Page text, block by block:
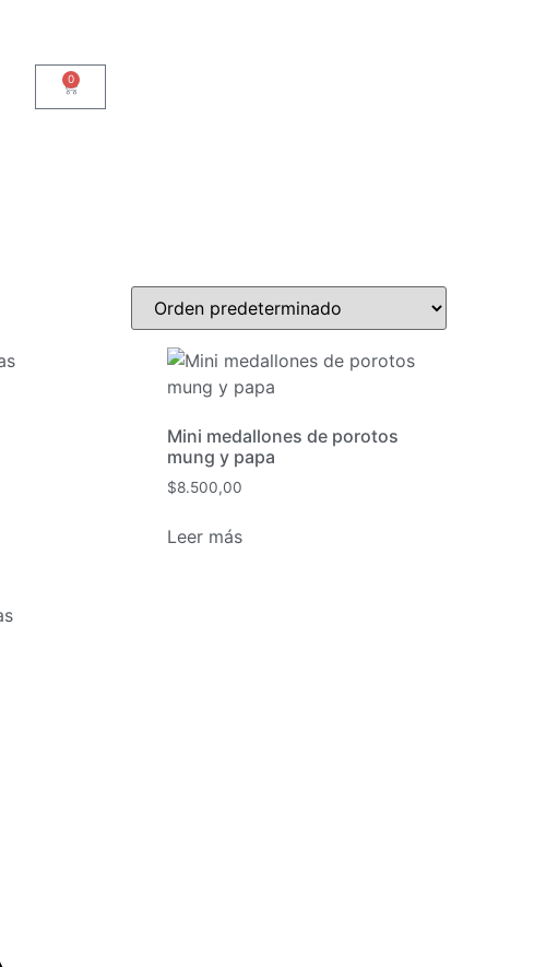
0
Mini medallones de porotos
mung y papa
$8.500,00
Leer más